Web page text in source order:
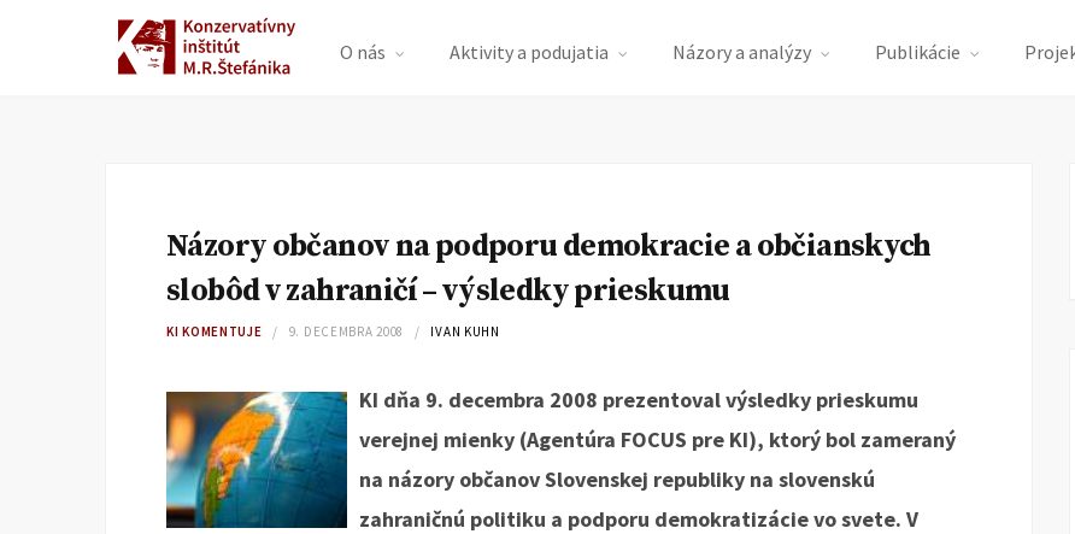
O nás Aktivity a podujatia Názory a analýzy Publikácie
Názory občanov na podporu demokracie a občianskych
slobôd v zahraničí – výsledky prieskumu
KI KOMENTUJE 9. DECEMBRA 2008 IVAN KUHN
KI dňa 9. decembra 2008 prezentoval výsledky prieskumu
verejnej mienky (Agentúra FOCUS pre KI), ktorý bol zameraný
na názory občanov Slovenskej republiky na slovenskú
zahraničnú politiku a podporu demokratizácie vo svete. V